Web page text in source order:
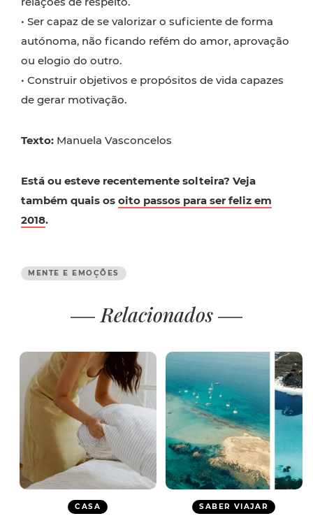
• Ser capaz de se valorizar o suficiente de forma
autónoma, não ficando refém do amor, aprovação
ou elogio do outro.
• Construir objetivos e propósitos de vida capazes
de gerar motivação.
Texto: Manuela Vasconcelos
Está ou esteve recentemente solteira? Veja
também quais os oito passos para ser feliz em
2018.
MENTE E EMOÇÕES
Relacionados
CASA SABER VIAJAR